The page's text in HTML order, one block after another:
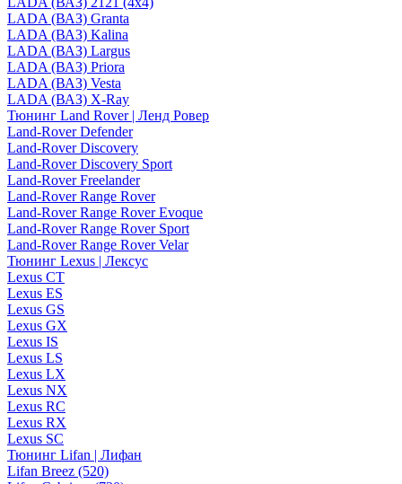
LADA (ВАЗ) Granta
LADA (ВАЗ) Kalina
LADA (ВАЗ) Largus
LADA (ВАЗ) Priora
LADA (ВАЗ) Vesta
LADA (ВАЗ) X-Ray
Тюнинг Land Rover | Ленд Ровер
Land-Rover Defender
Land-Rover Discovery
Land-Rover Discovery Sport
Land-Rover Freelander
Land-Rover Range Rover
Land-Rover Range Rover Evoque
Land-Rover Range Rover Sport
Land-Rover Range Rover Velar
Тюнинг Lexus | Лексус
Lexus CT
Lexus ES
Lexus GS
Lexus GX
Lexus IS
Lexus LS
Lexus LX
Lexus NX
Lexus RC
Lexus RX
Lexus SC
Тюнинг Lifan | Лифан
Lifan Breez (520)